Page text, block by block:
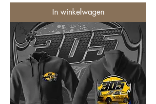
In winkelwagen